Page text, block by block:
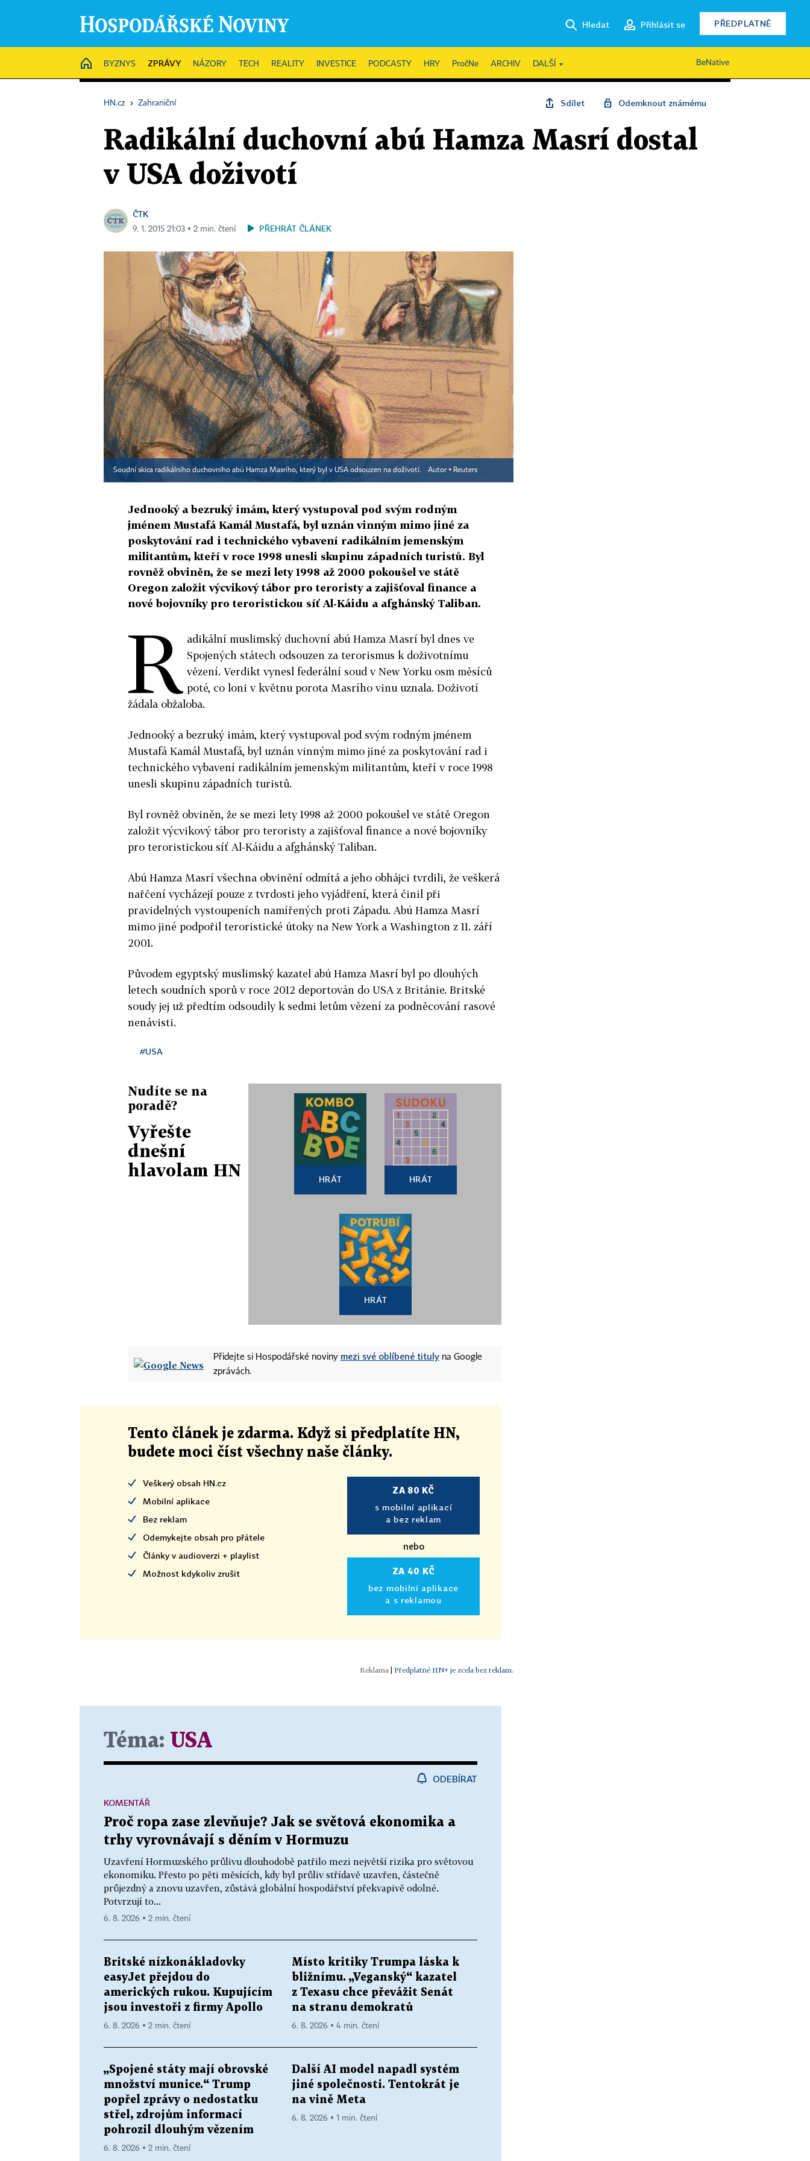
Hledat Přihlásit se PŘEDPLATNÉ
HOME
BYZNYS ZPRÁVY NÁZORY TECH REALITY INVESTICE PODCASTY HRY PročNe ARCHIV DALŠÍ BeNative
HN.cz › Zahraniční Sdílet Odemknout známému
Radikální duchovní abú Hamza Masrí dostal
v USA doživotí
ČTK
9. 1. 2015 21:03 ▪ 2 min. čtení PŘEHRÁT ČLÁNEK
Soudní skica radikálního duchovního abú Hamza Masrího, který byl v USA odsouzen na doživotí. Autor ▪ Reuters
Jednooký a bezruký imám, který vystupoval pod svým rodným
jménem Mustafá Kamál Mustafá, byl uznán vinným mimo jiné za
poskytování rad i technického vybavení radikálním jemenským
militantům, kteří v roce 1998 unesli skupinu západních turistů. Byl
rovněž obviněn, že se mezi lety 1998 až 2000 pokoušel ve státě
Oregon založit výcvikový tábor pro teroristy a zajišťoval finance a
nové bojovníky pro teroristickou síť Al-Káidu a afghánský Taliban.
R adikální muslimský duchovní abú Hamza Masrí byl dnes ve
Spojených státech odsouzen za terorismus k doživotnímu
vězení. Verdikt vynesl federální soud v New Yorku osm měsíců
poté, co loni v květnu porota Masrího vinu uznala. Doživotí
žádala obžaloba.
Jednooký a bezruký imám, který vystupoval pod svým rodným jménem
Mustafá Kamál Mustafá, byl uznán vinným mimo jiné za poskytování rad i
technického vybavení radikálním jemenským militantům, kteří v roce 1998
unesli skupinu západních turistů.
Byl rovněž obviněn, že se mezi lety 1998 až 2000 pokoušel ve státě Oregon
založit výcvikový tábor pro teroristy a zajišťoval finance a nové bojovníky
pro teroristickou síť Al-Káidu a afghánský Taliban.
Abú Hamza Masrí všechna obvinění odmítá a jeho obhájci tvrdili, že veškerá
nařčení vycházejí pouze z tvrdosti jeho vyjádření, která činil při
pravidelných vystoupeních namířených proti Západu. Abú Hamza Masrí
mimo jiné podpořil teroristické útoky na New York a Washington z 11. září
2001.
Původem egyptský muslimský kazatel abú Hamza Masrí byl po dlouhých
letech soudních sporů v roce 2012 deportován do USA z Británie. Britské
soudy jej už předtím odsoudily k sedmi letům vězení za podněcování rasové
nenávisti.
#USA
Nudíte se na
poradě?
Vyřešte
dnešní
hlavolam HN
HRÁT HRÁT
HRÁT
Přidejte si Hospodářské noviny mezi své oblíbené tituly na Google
zprávách.
Tento článek je zdarma. Když si předplatíte HN,
budete moci číst všechny naše články.
Veškerý obsah HN.cz
Mobilní aplikace
Bez reklam
Odemykejte obsah pro přátele
Články v audioverzi + playlist
Možnost kdykoliv zrušit
ZA 80 KČ
s mobilní aplikací
a bez reklam
nebo
ZA 40 KČ
bez mobilní aplikace
a s reklamou
| Předplatné HN+ je zcela bez reklam.
Téma: USA
ODEBÍRAT
Proč ropa zase zlevňuje? Jak se světová ekonomika a
trhy vyrovnávají s děním v Hormuzu
Uzavření Hormuzského průlivu dlouhodobě patřilo mezi největší rizika pro světovou
ekonomiku. Přesto po pěti měsících, kdy byl průliv střídavě uzavřen, částečně
průjezdný a znovu uzavřen, zůstává globální hospodářství překvapivě odolné.
Potvrzují to...
KOMENTÁŘ
6. 8. 2026 ▪ 2 min. čtení
Britské nízkonákladovky
easyJet přejdou do
amerických rukou. Kupujícím
jsou investoři z firmy Apollo
6. 8. 2026 ▪ 2 min. čtení
Místo kritiky Trumpa láska k
bližnímu. „Veganský“ kazatel
z Texasu chce převážit Senát
na stranu demokratů
6. 8. 2026 ▪ 4 min. čtení
„Spojené státy mají obrovské
množství munice.“ Trump
popřel zprávy o nedostatku
střel, zdrojům informací
pohrozil dlouhým vězením
6. 8. 2026 ▪ 2 min. čtení
Další AI model napadl systém
jiné společnosti. Tentokrát je
na vině Meta
6. 8. 2026 ▪ 1 min. čtení